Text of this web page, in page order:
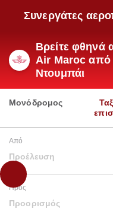
Συνεργάτες
Βρείτε φθηνά
Air Maroc από
Ντουμπάι
Μονόδρομος
Από
Προέλευση
Προς
Προορισμός